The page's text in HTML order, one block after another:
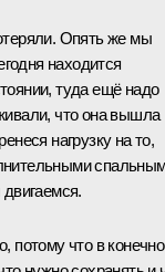
Опять же мы
находится
туда ещё надо
что она вышла
нагрузку на то,
потому что в